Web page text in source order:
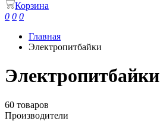
Корзина
0 0 0
Главная
Электропитбайки
Электропитбайки
60 товаров
Производители